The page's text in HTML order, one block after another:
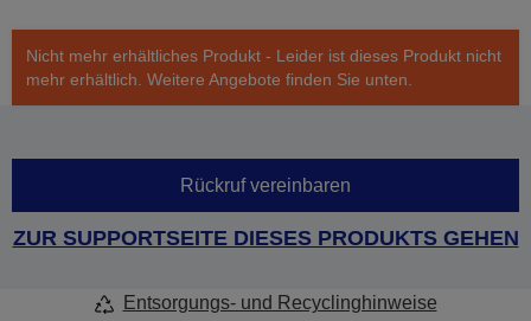
Nicht mehr erhältliches Produkt - Leider ist dieses Produkt nicht
mehr erhältlich. Weitere Angebote finden Sie unten.
Rückruf vereinbaren
ZUR SUPPORTSEITE DIESES PRODUKTS GEHEN
Entsorgungs- und Recyclinghinweise